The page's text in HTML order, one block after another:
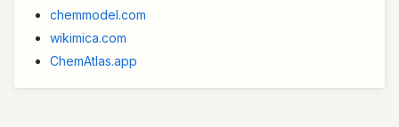
chemmodel.com
wikimica.com
ChemAtlas.app